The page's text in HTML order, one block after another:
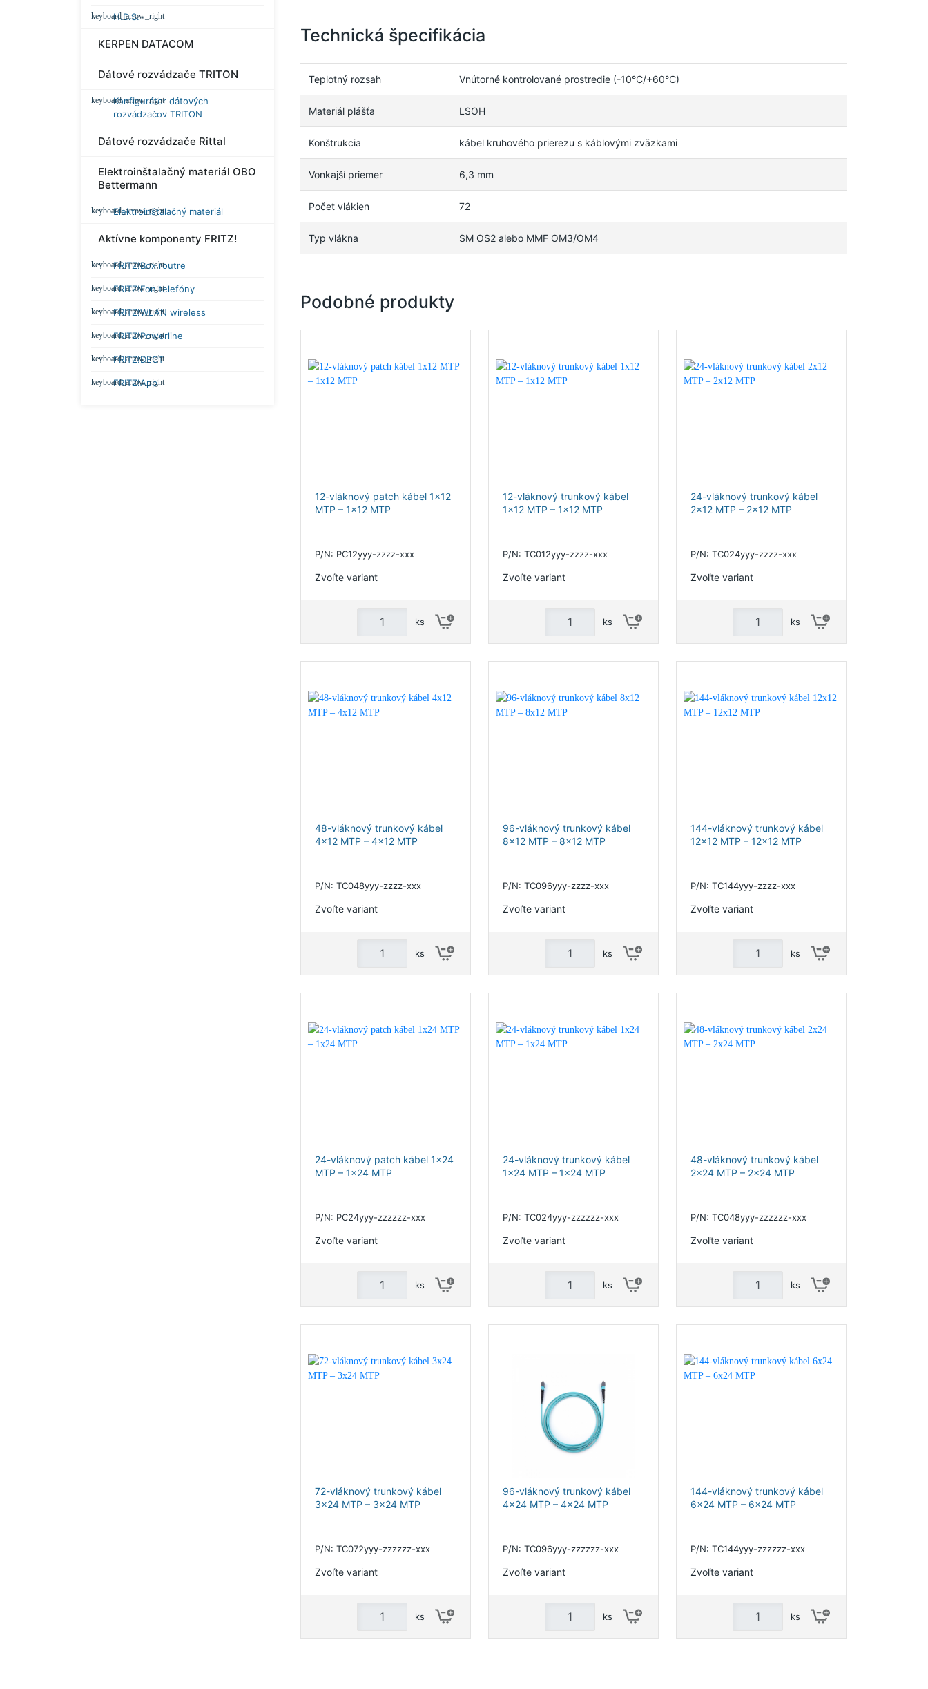
H.D.S.
KERPEN DATACOM
Dátové rozvádzače TRITON
Konfigurátor dátových
rozvádzačov TRITON
Dátové rozvádzače Rittal
Elektroinštalačný materiál OBO
Bettermann
Elektroinštalačný materiál
Aktívne komponenty FRITZ!
FRITZ!Box routre
FRITZ!Fon telefóny
FRITZ!WLAN wireless
FRITZ!Powerline
FRITZ!DECT
FRITZ!App
Technická špecifikácia
Teplotný rozsah Vnútorné kontrolované prostredie (-10°C/+60°C)
Materiál plášťa LSOH
Konštrukcia kábel kruhového prierezu s káblovými zväzkami
Vonkajší priemer 6,3 mm
Počet vlákien 72
Typ vlákna SM OS2 alebo MMF OM3/OM4
Podobné produkty
12-vláknový patch kábel 1x12
MTP – 1x12 MTP
P/N: PC12yyy-zzzz-xxx
Zvoľte variant
ks
12-vláknový trunkový kábel
1x12 MTP – 1x12 MTP
P/N: TC012yyy-zzzz-xxx
Zvoľte variant
ks
24-vláknový trunkový kábel
2x12 MTP – 2x12 MTP
P/N: TC024yyy-zzzz-xxx
Zvoľte variant
ks
48-vláknový trunkový kábel
4x12 MTP – 4x12 MTP
P/N: TC048yyy-zzzz-xxx
Zvoľte variant
ks
96-vláknový trunkový kábel
8x12 MTP – 8x12 MTP
P/N: TC096yyy-zzzz-xxx
Zvoľte variant
ks
144-vláknový trunkový kábel
12x12 MTP – 12x12 MTP
P/N: TC144yyy-zzzz-xxx
Zvoľte variant
ks
24-vláknový patch kábel 1x24
MTP – 1x24 MTP
P/N: PC24yyy-zzzzzz-xxx
Zvoľte variant
ks
24-vláknový trunkový kábel
1x24 MTP – 1x24 MTP
P/N: TC024yyy-zzzzzz-xxx
Zvoľte variant
ks
48-vláknový trunkový kábel
2x24 MTP – 2x24 MTP
P/N: TC048yyy-zzzzzz-xxx
Zvoľte variant
ks
72-vláknový trunkový kábel
3x24 MTP – 3x24 MTP
P/N: TC072yyy-zzzzzz-xxx
Zvoľte variant
ks
96-vláknový trunkový kábel
4x24 MTP – 4x24 MTP
P/N: TC096yyy-zzzzzz-xxx
Zvoľte variant
ks
144-vláknový trunkový kábel
6x24 MTP – 6x24 MTP
P/N: TC144yyy-zzzzzz-xxx
Zvoľte variant
ks